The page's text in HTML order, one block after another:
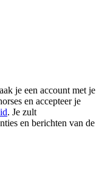
je een account met je
en accepteer je
. Je zult
en berichten van de